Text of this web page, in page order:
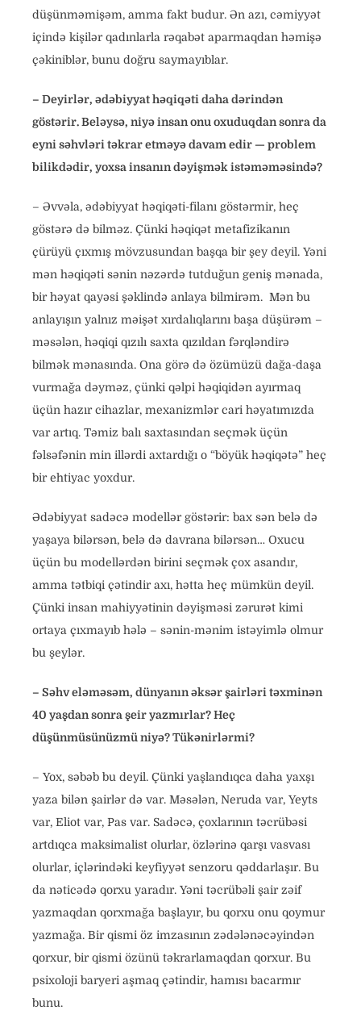
düşünməmişəm, amma fakt budur. Ən azı, cəmiyyət
içində kişilər qadınlarla rəqabət aparmaqdan həmişə
çəkiniblər, bunu doğru saymayıblar.
– Deyirlər, ədəbiyyat həqiqəti daha dərindən
göstərir. Beləysə, niyə insan onu oxuduqdan sonra da
eyni səhvləri təkrar etməyə davam edir — problem
bilikdədir, yoxsa insanın dəyişmək istəməməsində?
– Əvvəla, ədəbiyyat həqiqəti-filanı göstərmir, heç
göstərə də bilməz. Çünki həqiqət metafizikanın
çürüyü çıxmış mövzusundan başqa bir şey deyil. Yəni
mən həqiqəti sənin nəzərdə tutduğun geniş mənada,
bir həyat qayəsi şəklində anlaya bilmirəm. Mən bu
anlayışın yalnız məişət xırdalıqlarını başa düşürəm –
məsələn, həqiqi qızılı saxta qızıldan fərqləndirə
bilmək mənasında. Ona görə də özümüzü dağa-daşa
vurmağa dəyməz, çünki qəlpi həqiqidən ayırmaq
üçün hazır cihazlar, mexanizmlər cari həyatımızda
var artıq. Təmiz balı saxtasından seçmək üçün
fəlsəfənin min illərdi axtardığı o “böyük həqiqətə” heç
bir ehtiyac yoxdur.
Ədəbiyyat sadəcə modellər göstərir: bax sən belə də
yaşaya bilərsən, belə də davrana bilərsən… Oxucu
üçün bu modellərdən birini seçmək çox asandır,
amma tətbiqi çətindir axı, hətta heç mümkün deyil.
Çünki insan mahiyyətinin dəyişməsi zərurət kimi
ortaya çıxmayıb hələ – sənin-mənim istəyimlə olmur
bu şeylər.
– Səhv eləməsəm, dünyanın əksər şairləri təxminən
40 yaşdan sonra şeir yazmırlar? Heç
düşünmüsünüzmü niyə? Tükənirlərmi?
– Yox, səbəb bu deyil. Çünki yaşlandıqca daha yaxşı
yaza bilən şairlər də var. Məsələn, Neruda var, Yeyts
var, Eliot var, Pas var. Sadəcə, çoxlarının təcrübəsi
artdıqca maksimalist olurlar, özlərinə qarşı vasvası
olurlar, içlərindəki keyfiyyət senzoru qəddarlaşır. Bu
da nəticədə qorxu yaradır. Yəni təcrübəli şair zəif
yazmaqdan qorxmağa başlayır, bu qorxu onu qoymur
yazmağa. Bir qismi öz imzasının zədələnəcəyindən
qorxur, bir qismi özünü təkrarlamaqdan qorxur. Bu
psixoloji baryeri aşmaq çətindir, hamısı bacarmır
bunu.